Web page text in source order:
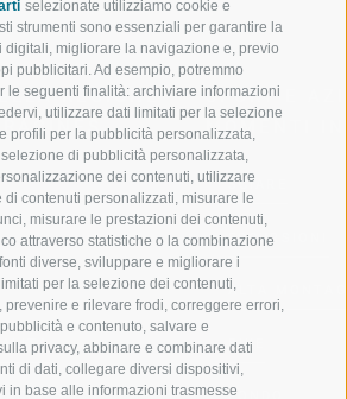
selezionate utilizziamo cookie e
strumenti sono essenziali per garantire la
digitali, migliorare la navigazione e, previo
pubblicitari. Ad esempio, potremmo
le seguenti finalità: archiviare informazioni
utilizzare dati limitati per la selezione
profili per la pubblicità personalizzata,
di pubblicità personalizzata,
dei contenuti, utilizzare
contenuti personalizzati, misurare le
misurare le prestazioni dei contenuti,
attraverso statistiche o la combinazione
diverse, sviluppare e migliorare i
per la selezione dei contenuti,
e rilevare frodi, correggere errori,
e contenuto, salvare e
privacy, abbinare e combinare dati
di dati, collegare diversi dispositivi,
in base alle informazioni trasmesse
REGIONE
SPORT E
MOMENTI
SCIARE
ESCURSIONI
ALTA
BIKE